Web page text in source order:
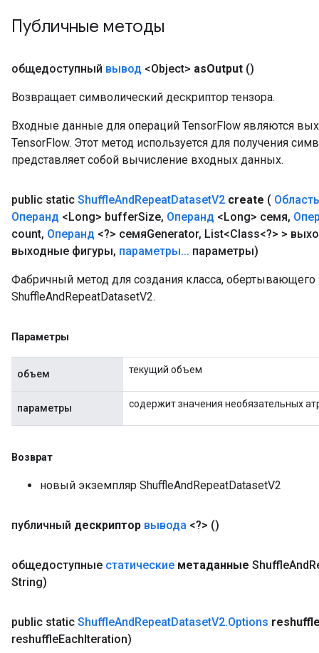
Публичные методы
общедоступный вывод <Object> asOutput ()
Возвращает символический дескриптор тензора.
Входные данные для операций TensorFlow являются
TensorFlow. Этот метод используется для получения
представляет собой вычисление входных данных.
public static ShuffleAndRepeatDatasetV2 create ( Область
Операнд <Long> bufferSize, Операнд <Long> семя,
count, Операнд <?> семяGenerator, List<Class<?> >
выходные фигуры, параметры... параметры)
Фабричный метод для создания класса,
ShuffleAndRepeatDatasetV2.
Параметры
объем текущий объем
параметры содержит значения необязательных
Возврат
новый экземпляр ShuffleAndRepeatDatasetV2
публичный дескриптор вывода <?> ()
общедоступные статические метаданные ShuffleAnd
String)
public static ShuffleAndRepeatDatasetV2.Options
reshuffleEachIteration)